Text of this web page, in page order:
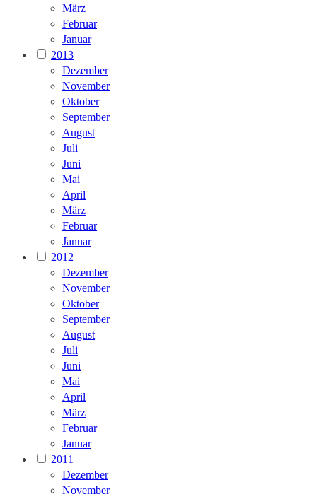
März
Februar
Januar
2013
Dezember
November
Oktober
September
August
Juli
Juni
Mai
April
März
Februar
Januar
2012
Dezember
November
Oktober
September
August
Juli
Juni
Mai
April
März
Februar
Januar
2011
Dezember
November